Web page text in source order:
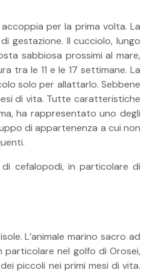
per la prima volta. La
gestazione. Il cucciolo, lungo
sabbiosa prossimi al mare,
tra le 11 e le 17 settimane. La
solo per allattarlo. Sebbene
di vita. Tutte caratteristiche
ha rappresentato uno degli
di appartenenza a cui non
cefalopodi, in particolare di
L’animale marino sacro ad
particolare nel golfo di Orosei,
piccoli nei primi mesi di vita.